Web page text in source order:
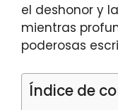
el deshonor y
mientras
poderosas
Índice de